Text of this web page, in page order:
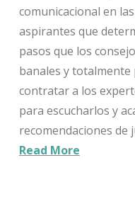
comunicacional en
aspirantes que
pasos que los
banales y
contratar a los
para escucharlos y
recomendaciones de
Read More